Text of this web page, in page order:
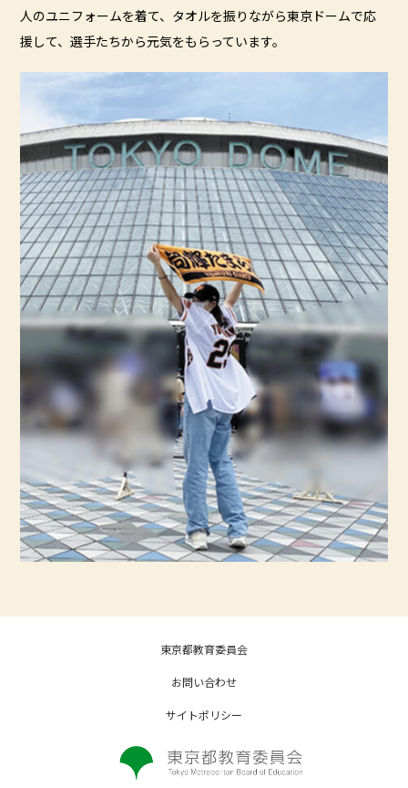
人のユニフォームを着て、タオルを振りながら東京ドームで応
援して、選手たちから元気をもらっています。
東京都教育委員会
お問い合わせ
サイトポリシー